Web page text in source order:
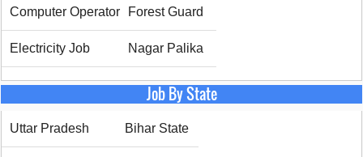
Computer Operator Forest Guard
Electricity Job Nagar Palika
Job By State
Uttar Pradesh Bihar State